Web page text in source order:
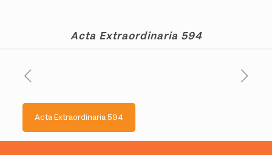
Acta Extraordinaria 594
Acta Extraordinaria 594